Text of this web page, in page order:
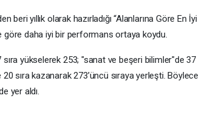
yıllık olarak hazırladığı “Alanlarına Göre En İyi
göre daha iyi bir performans ortaya koydu.
yükselerek 253; "sanat ve beşeri bilimler"de 37
sıra kazanarak 273’üncü sıraya yerleşti. Böylece
yer aldı.